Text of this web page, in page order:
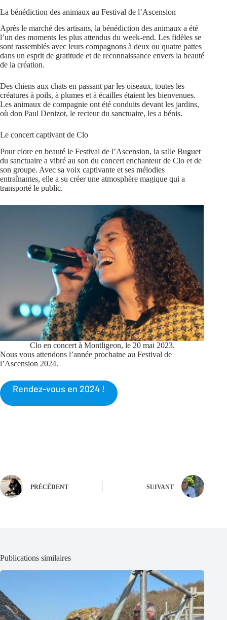
La bénédiction des animaux au Festival de l’Ascension
Après le marché des artisans, la bénédiction des animaux a été
l’un des moments les plus attendus du week-end. Les fidèles se
sont rassemblés avec leurs compagnons à deux ou quatre pattes
dans un esprit de gratitude et de reconnaissance envers la beauté
de la création.
Des chiens aux chats en passant par les oiseaux, toutes les
créatures à poils, à plumes et à écailles étaient les bienvenues.
Les animaux de compagnie ont été conduits devant les jardins,
où don Paul Denizot, le recteur du sanctuaire, les a bénis.
Le concert captivant de Clo
Pour clore en beauté le Festival de l’Ascension, la salle Buguet
du sanctuaire a vibré au son du concert enchanteur de Clo et de
son groupe. Avec sa voix captivante et ses mélodies
entraînantes, elle a su créer une atmosphère magique qui a
transporté le public.
Clo en concert à Montligeon, le 20 mai 2023.
Nous vous attendons l’année prochaine au Festival de
l’Ascension 2024.
Rendez-vous en 2024 !
PRÉCÉDENT SUIVANT
Publications similaires